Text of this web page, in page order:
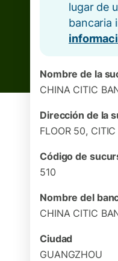
lugar de
bancaria
Nombre de la
CHINA CITIC
Dirección de la
FLOOR 50,
Código de
510
Nombre del
CHINA CITIC
Ciudad
GUANGZHOU